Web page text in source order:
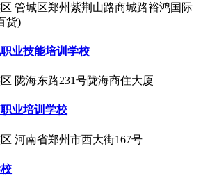
管城区郑州紫荆山路商城路裕鸿国际
货)
业技能培训学校
陇海东路231号陇海商住大厦
业培训学校
河南省郑州市西大街167号